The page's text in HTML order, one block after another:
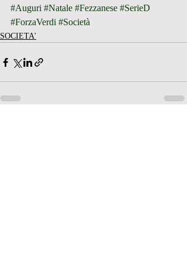
#Auguri #Natale #Fezzanese #SerieD
#ForzaVerdi #Società
SOCIETA'